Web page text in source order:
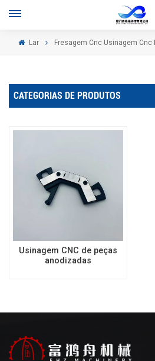
Lar Fresagem Cnc Usinagem
CATEGORIAS DE PRODUTOS
Usinagem CNC de peças
anodizadas